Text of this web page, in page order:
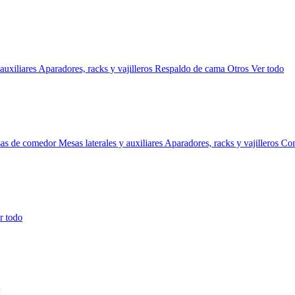
Aparadores, racks y vajilleros Respaldo de cama Otros Ver todo
de comedorMesas laterales y auxiliares Aparadores, racks y vajilleros
todo